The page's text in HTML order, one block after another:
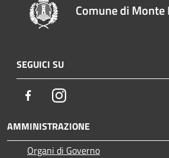
Comune di Monte
SEGUICI SU
FacebookInstagram
AMMINISTRAZIONE
Organi di Governo